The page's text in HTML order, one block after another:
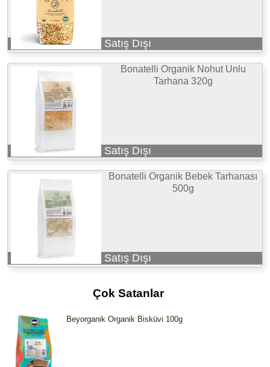
Satış Dışı
Bonatelli Organik Nohut Unlu
Tarhana 320g
Satış Dışı
Bonatelli Organik Bebek Tarhanası
500g
Satış Dışı
Çok Satanlar
Beyorganik Organik Bisküvi 100g